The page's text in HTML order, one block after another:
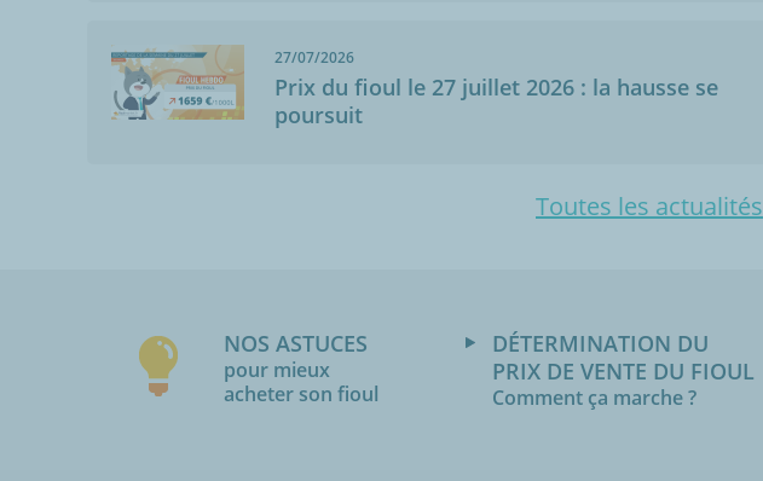
27/07/2026
Prix du fioul le 27 juillet 2026 : la hausse se
poursuit
Toutes les actualités
NOS ASTUCES
pour mieux
acheter son fioul
DÉTERMINATION DU
PRIX DE VENTE DU FIOUL
Comment ça marche ?